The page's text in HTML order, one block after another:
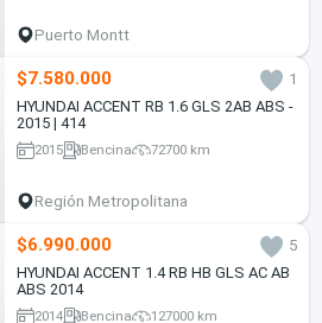
Puerto Montt
$7.580.000
1
HYUNDAI ACCENT RB 1.6 GLS 2AB ABS -
2015 | 414
2015 Bencina 72700 km
Región Metropolitana
$6.990.000
5
HYUNDAI ACCENT 1.4 RB HB GLS AC AB
ABS 2014
2014 Bencina 127000 km